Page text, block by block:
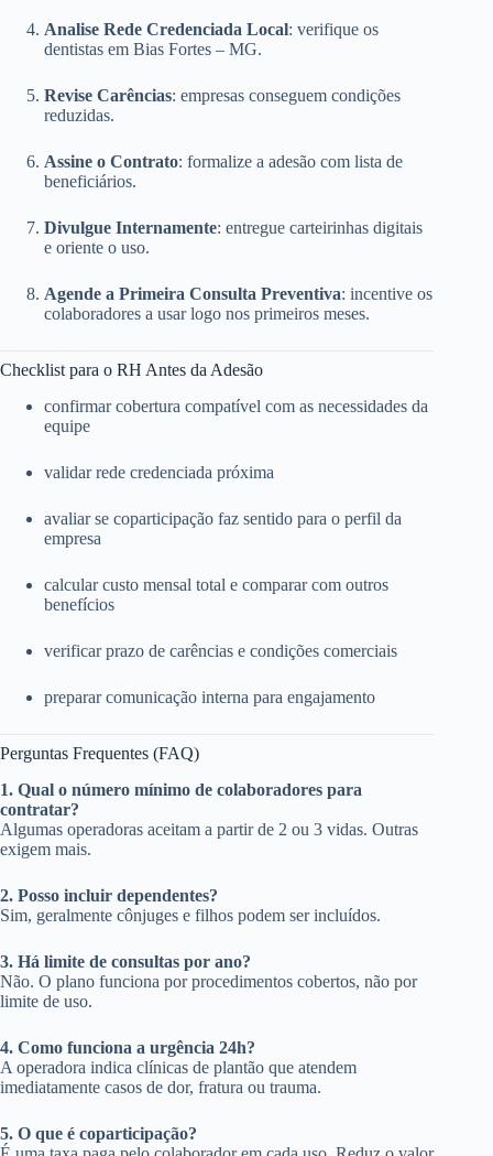
Analise Rede Credenciada Local: verifique os
dentistas em Bias Fortes – MG.
Revise Carências: empresas conseguem condições
reduzidas.
Assine o Contrato: formalize a adesão com lista de
beneficiários.
Divulgue Internamente: entregue carteirinhas digitais
e oriente o uso.
Agende a Primeira Consulta Preventiva: incentive os
colaboradores a usar logo nos primeiros meses.
Checklist para o RH Antes da Adesão
confirmar cobertura compatível com as necessidades da
equipe
validar rede credenciada próxima
avaliar se coparticipação faz sentido para o perfil da
empresa
calcular custo mensal total e comparar com outros
benefícios
verificar prazo de carências e condições comerciais
preparar comunicação interna para engajamento
Perguntas Frequentes (FAQ)
1. Qual o número mínimo de colaboradores para
contratar?
Algumas operadoras aceitam a partir de 2 ou 3 vidas. Outras
exigem mais.
2. Posso incluir dependentes?
Sim, geralmente cônjuges e filhos podem ser incluídos.
3. Há limite de consultas por ano?
Não. O plano funciona por procedimentos cobertos, não por
limite de uso.
4. Como funciona a urgência 24h?
A operadora indica clínicas de plantão que atendem
imediatamente casos de dor, fratura ou trauma.
5. O que é coparticipação?